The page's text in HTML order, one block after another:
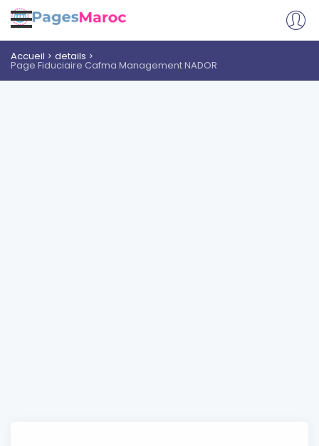
Accueil details
Page Fiduciaire Cafma Management NADOR